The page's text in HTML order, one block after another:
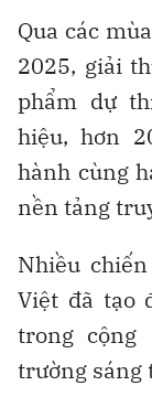
Qua các
2025, giải
phẩm dự
hiệu, hơn
hành cùng
nền tảng
Nhiều
Việt đã tạo
trong
trường sáng